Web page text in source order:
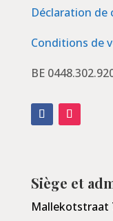
Déclaration
Conditions de
BE
Siège et
Mallekotstraat